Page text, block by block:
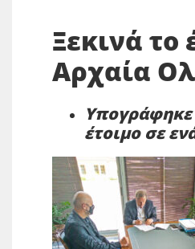
Ξεκινά
Αρχαία
Υπογράφηκε
έτοιμο σε